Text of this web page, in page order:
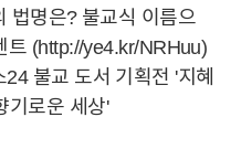
법명은? 불교식 이름으
트 (http://ye4.kr/NRHuu)
불교 도서 기획전 '지혜
기로운 세상'